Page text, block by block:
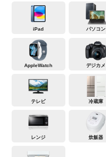
iPad パソコン
AppleWatch デジカメ
テレビ 冷蔵庫
レンジ 炊飯器